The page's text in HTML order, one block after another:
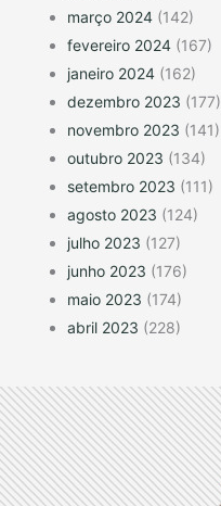
março 2024 (142)
fevereiro 2024 (167)
janeiro 2024 (162)
dezembro 2023 (177)
novembro 2023 (141)
outubro 2023 (134)
setembro 2023 (111)
agosto 2023 (124)
julho 2023 (127)
junho 2023 (176)
maio 2023 (174)
abril 2023 (228)